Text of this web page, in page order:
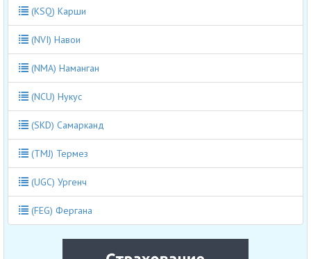
(KSQ) Карши
(NVI) Навои
(NMA) Наманган
(NCU) Нукус
(SKD) Самарканд
(TMJ) Термез
(UGC) Ургенч
(FEG) Фергана